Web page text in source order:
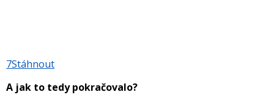
7Stáhnout
A jak to tedy pokračovalo?